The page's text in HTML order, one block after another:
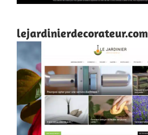
lejardinierdecorateur.com